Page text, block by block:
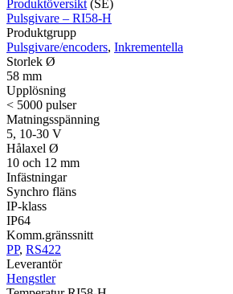
Produktöversikt (SE)
Pulsgivare – RI58-H
Produktgrupp
Pulsgivare/encoders, Inkrementella
Storlek Ø
58 mm
Upplösning
< 5000 pulser
Matningsspänning
5, 10-30 V
Hålaxel Ø
10 och 12 mm
Infästningar
Synchro fläns
IP-klass
IP64
Komm.gränssnitt
PP, RS422
Leverantör
Hengstler